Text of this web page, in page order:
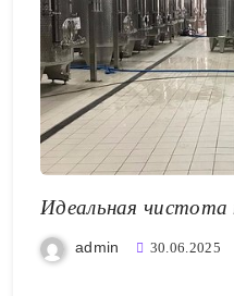
Идеальная чистота
admin 30.06.2025